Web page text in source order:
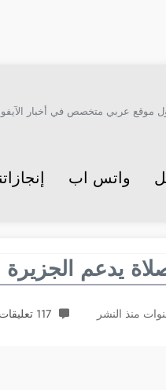
موقع عربي متخصص في أخبار الآيفون
واتس اب
يدعم الجزيرة
117 تعليقات